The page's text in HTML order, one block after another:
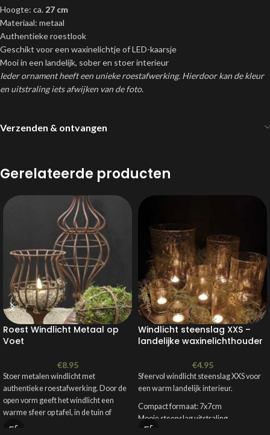
Hoogte: ca. 27 cm
Materiaal: metaal
Authentieke roestlook
Geschikt voor een waxinelichtje of LED-kaarsje
Mooi in een landelijk, sober en stoer interieur
Ieder ornament heeft een unieke roestafwerking. Hierdoor kan de kleur
en uitstraling iets afwijken van de foto.
Verzenden & ontvangen
Gerelateerde producten
Roest Windlicht Metaal op
Voet
€8.95
Stoer metalen windlicht met
authentieke roestafwerking. Door de
open vorm geeft het windlicht een
warme sfeer op tafel, in de tuin of
onder een veranda.
Windlicht steenslag XXS –
landelijke waxinelichthouder
€4.95
Sfeervol windlicht steenslag XXS voor
een warm landelijk interieur.
Compact formaat: 7x7cm
Mooie steenslag uitstraling
Geschikt voor waxinelichtje